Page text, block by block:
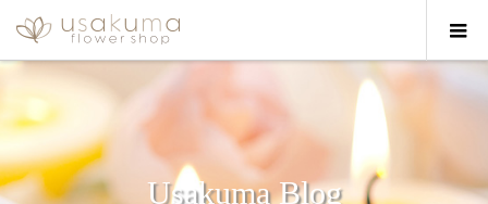
Usakuma Blog